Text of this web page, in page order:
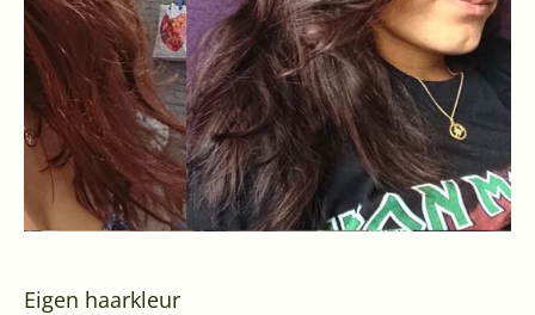
Eigen haarkleur